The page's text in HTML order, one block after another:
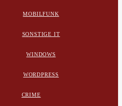
MOBILFUNK
SONSTIGE IT
WINDOWS
WORDPRESS
CRIME